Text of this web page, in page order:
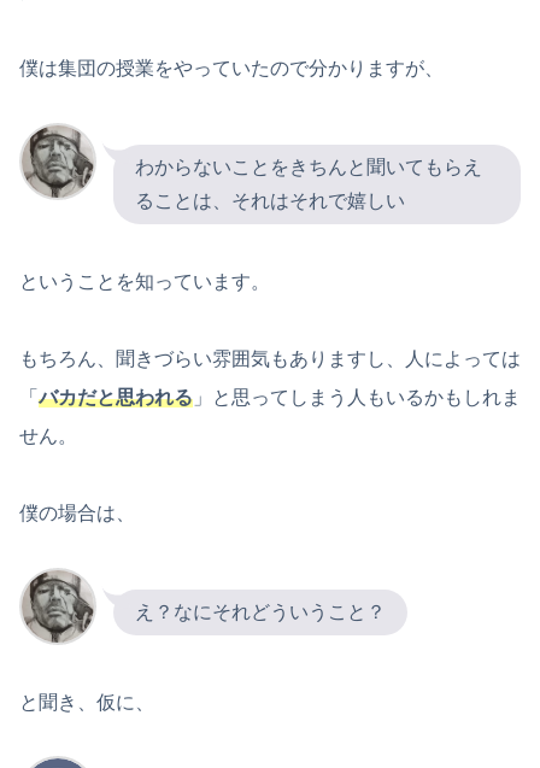
僕は集団の授業をやっていたので分かりますが、
わからないことをきちんと聞いてもらえ
ることは、それはそれで嬉しい
ということを知っています。
もちろん、聞きづらい雰囲気もありますし、人によっては
「バカだと思われる 」と思ってしまう人もいるかもしれま
せん。
僕の場合は、
え？なにそれどういうこと？
と聞き、仮に、